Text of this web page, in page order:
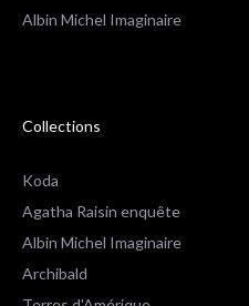
Albin Michel Imaginaire
Collections
Koda
Agatha Raisin enquête
Albin Michel Imaginaire
Archibald